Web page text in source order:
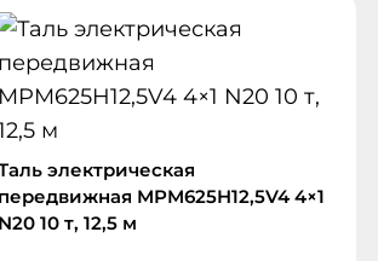
электрическая
передвижная MPM625H12,5V4 4×1
N20 10 т, 12,5 м